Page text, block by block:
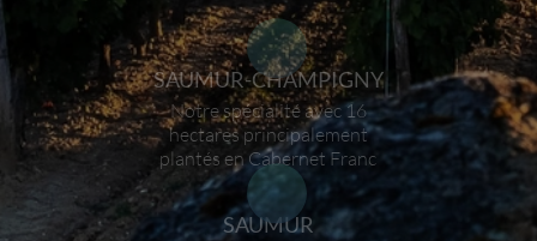
SAUMUR-CHAMPIGNY
Notre spécialité avec 16
hectares principalement
plantés en Cabernet Franc
SAUMUR